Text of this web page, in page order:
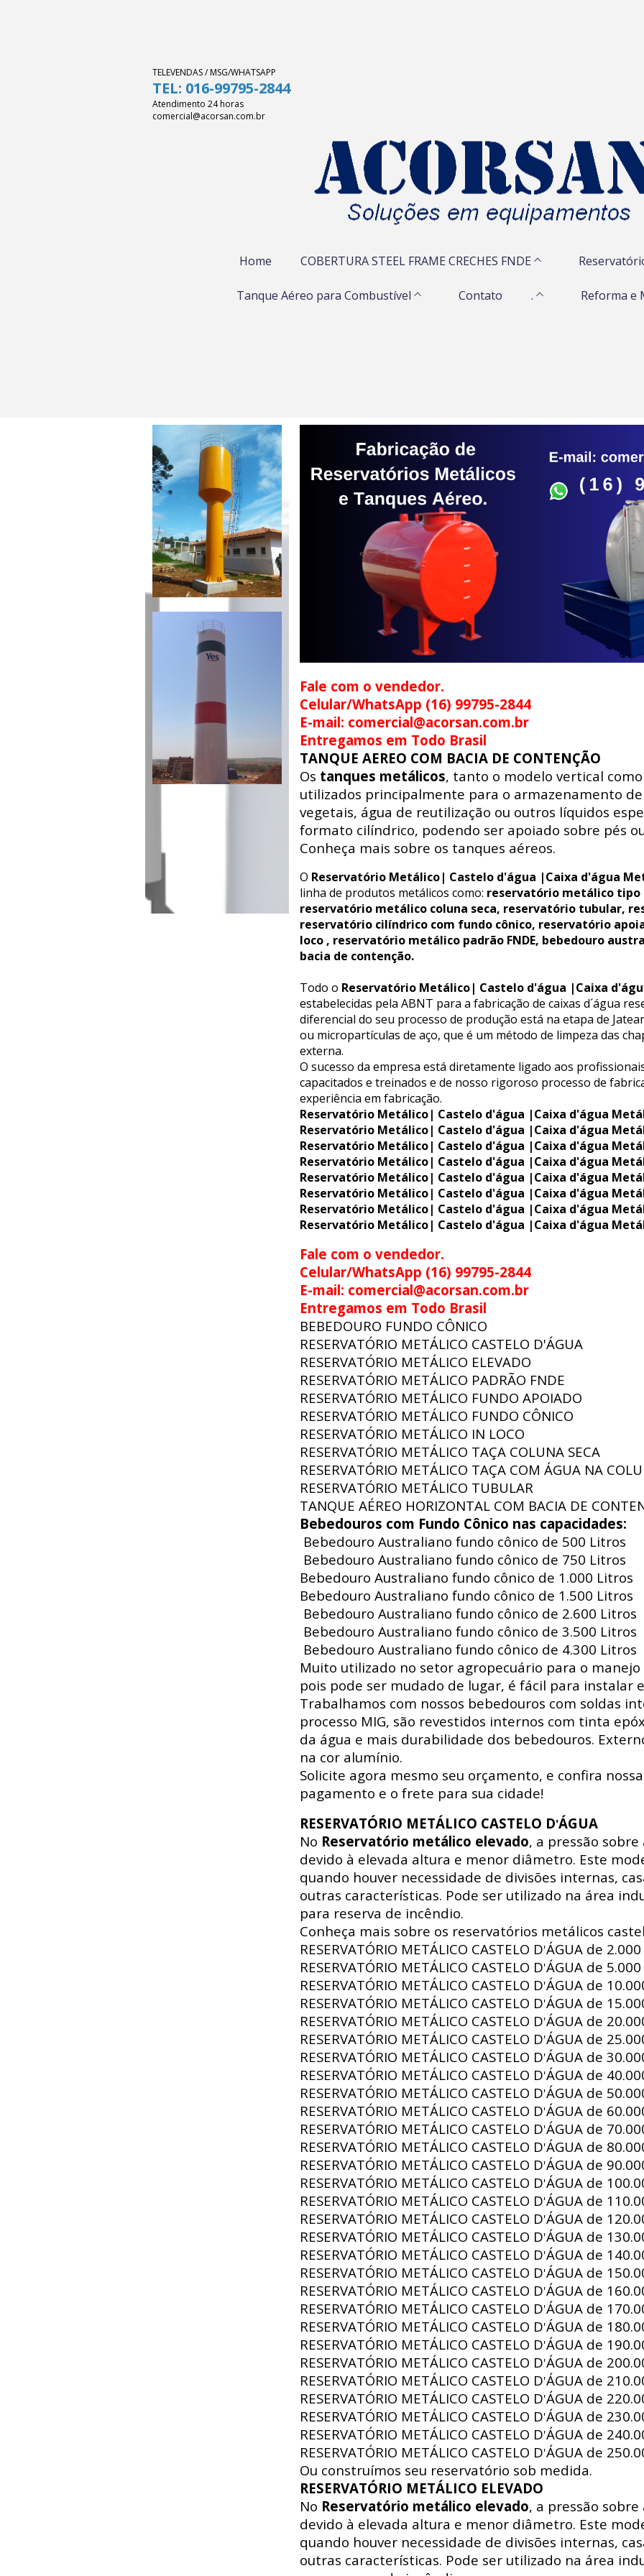
TELEVENDAS / MSG/WHATSAPP
TEL: 016-99795-2844
Atendimento 24 horas
comercial@acorsan.com.br
Home COBERTURA STEEL FRAME CRECHES FNDE
Tanque Aéreo para Combustível Contato . Reforma e
Fale com o vendedor.
Celular/WhatsApp (16) 99795-2844
E-mail: comercial@acorsan.com.br
Entregamos em Todo Brasil
TANQUE AEREO COM BACIA DE CONTENÇÃO
Os tanques metálicos, tanto o modelo vertical
utilizados principalmente para o armazenamento
vegetais, água de reutilização ou outros líquidos
formato cilíndrico, podendo ser apoiado sobre pés
Conheça mais sobre os tanques aéreos.
O Reservatório Metálico| Castelo d'água |Caixa d'água
linha de produtos metálicos como: reservatório metálico tipo
reservatório metálico coluna seca, reservatório tubular,
reservatório cilíndrico com fundo cônico, reservatório
loco , reservatório metálico padrão FNDE, bebedouro
bacia de contenção.
Todo o Reservatório Metálico| Castelo d'água |Caixa
estabelecidas pela ABNT para a fabricação de caixas d´água
diferencial do seu processo de produção está na etapa de
ou micropartículas de aço, que é um método de limpeza das
externa.
O sucesso da empresa está diretamente ligado aos
capacitados e treinados e de nosso rigoroso processo de
experiência em fabricação.
Reservatório Metálico| Castelo d'água |Caixa d'água
Reservatório Metálico| Castelo d'água |Caixa d'água
Reservatório Metálico| Castelo d'água |Caixa d'água
Reservatório Metálico| Castelo d'água |Caixa d'água
Reservatório Metálico| Castelo d'água |Caixa d'água
Reservatório Metálico| Castelo d'água |Caixa d'água
Reservatório Metálico| Castelo d'água |Caixa d'água
Reservatório Metálico| Castelo d'água |Caixa d'água
Fale com o vendedor.
Celular/WhatsApp (16) 99795-2844
E-mail: comercial@acorsan.com.br
Entregamos em Todo Brasil
BEBEDOURO FUNDO CÔNICO
RESERVATÓRIO METÁLICO CASTELO D'ÁGUA
RESERVATÓRIO METÁLICO ELEVADO
RESERVATÓRIO METÁLICO PADRÃO FNDE
RESERVATÓRIO METÁLICO FUNDO APOIADO
RESERVATÓRIO METÁLICO FUNDO CÔNICO
RESERVATÓRIO METÁLICO IN LOCO
RESERVATÓRIO METÁLICO TAÇA COLUNA SECA
RESERVATÓRIO METÁLICO TAÇA COM ÁGUA NA
RESERVATÓRIO METÁLICO TUBULAR
TANQUE AÉREO HORIZONTAL COM BACIA DE
Bebedouros com Fundo Cônico nas capacidades:
Bebedouro Australiano fundo cônico de 500 Litros
Bebedouro Australiano fundo cônico de 750 Litros
Bebedouro Australiano fundo cônico de 1.000 Litros
Bebedouro Australiano fundo cônico de 1.500 Litros
Bebedouro Australiano fundo cônico de 2.600 Litros
Bebedouro Australiano fundo cônico de 3.500 Litros
Bebedouro Australiano fundo cônico de 4.300 Litros
Muito utilizado no setor agropecuário para o
pois pode ser mudado de lugar, é fácil para instalar
Trabalhamos com nossos bebedouros com soldas
processo MIG, são revestidos internos com tinta
da água e mais durabilidade dos bebedouros.
na cor alumínio.
Solicite agora mesmo seu orçamento, e confira
pagamento e o frete para sua cidade!
RESERVATÓRIO METÁLICO CASTELO D'ÁGUA
No Reservatório metálico elevado, a pressão
devido à elevada altura e menor diâmetro. Este
quando houver necessidade de divisões internas,
outras características. Pode ser utilizado na área
para reserva de incêndio.
Conheça mais sobre os reservatórios metálicos
RESERVATÓRIO METÁLICO CASTELO D'ÁGUA de
RESERVATÓRIO METÁLICO CASTELO D'ÁGUA de
RESERVATÓRIO METÁLICO CASTELO D'ÁGUA de
RESERVATÓRIO METÁLICO CASTELO D'ÁGUA de
RESERVATÓRIO METÁLICO CASTELO D'ÁGUA de
RESERVATÓRIO METÁLICO CASTELO D'ÁGUA de
RESERVATÓRIO METÁLICO CASTELO D'ÁGUA de
RESERVATÓRIO METÁLICO CASTELO D'ÁGUA de
RESERVATÓRIO METÁLICO CASTELO D'ÁGUA de
RESERVATÓRIO METÁLICO CASTELO D'ÁGUA de
RESERVATÓRIO METÁLICO CASTELO D'ÁGUA de
RESERVATÓRIO METÁLICO CASTELO D'ÁGUA de
RESERVATÓRIO METÁLICO CASTELO D'ÁGUA de
RESERVATÓRIO METÁLICO CASTELO D'ÁGUA de
RESERVATÓRIO METÁLICO CASTELO D'ÁGUA de
RESERVATÓRIO METÁLICO CASTELO D'ÁGUA de
RESERVATÓRIO METÁLICO CASTELO D'ÁGUA de
RESERVATÓRIO METÁLICO CASTELO D'ÁGUA de
RESERVATÓRIO METÁLICO CASTELO D'ÁGUA de
RESERVATÓRIO METÁLICO CASTELO D'ÁGUA de
RESERVATÓRIO METÁLICO CASTELO D'ÁGUA de
RESERVATÓRIO METÁLICO CASTELO D'ÁGUA de
RESERVATÓRIO METÁLICO CASTELO D'ÁGUA de
RESERVATÓRIO METÁLICO CASTELO D'ÁGUA de
RESERVATÓRIO METÁLICO CASTELO D'ÁGUA de
RESERVATÓRIO METÁLICO CASTELO D'ÁGUA de
RESERVATÓRIO METÁLICO CASTELO D'ÁGUA de
RESERVATÓRIO METÁLICO CASTELO D'ÁGUA de
RESERVATÓRIO METÁLICO CASTELO D'ÁGUA de
Ou construímos seu reservatório sob medida.
RESERVATÓRIO METÁLICO ELEVADO
No Reservatório metálico elevado, a pressão
devido à elevada altura e menor diâmetro. Este
quando houver necessidade de divisões internas,
outras características. Pode ser utilizado na área